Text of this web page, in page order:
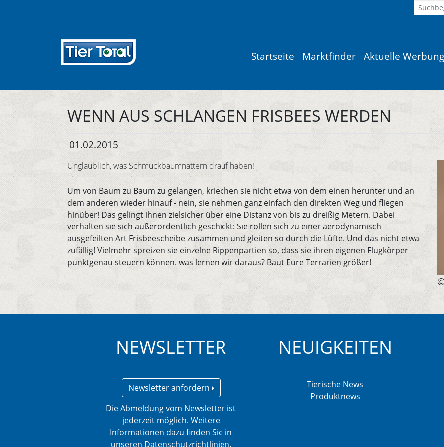
Startseite Marktfinder Aktuelle Werbung
WENN AUS SCHLANGEN FRISBEES WERDEN
01.02.2015
Unglaublich, was Schmuckbaumnattern drauf haben!
Um von Baum zu Baum zu gelangen, kriechen sie nicht etwa von dem einen herunter und an
dem anderen wieder hinauf - nein, sie nehmen ganz einfach den direkten Weg und fliegen
hinüber! Das gelingt ihnen zielsicher über eine Distanz von bis zu dreißig Metern. Dabei
verhalten sie sich außerordentlich geschickt: Sie rollen sich zu einer aerodynamisch
ausgefeilten Art Frisbeescheibe zusammen und gleiten so durch die Lüfte. Und das nicht etwa
zufällig! Vielmehr spreizen sie einzelne Rippenpartien so, dass sie ihren eigenen Flugkörper
punktgenau steuern können. was lernen wir daraus? Baut Eure Terrarien größer!
NEWSLETTER
Newsletter anfordern
Die Abmeldung vom Newsletter ist
jederzeit möglich. Weitere
Informationen dazu finden Sie in
unseren Datenschutzrichtlinien.
NEUIGKEITEN
Tierische News
Produktnews